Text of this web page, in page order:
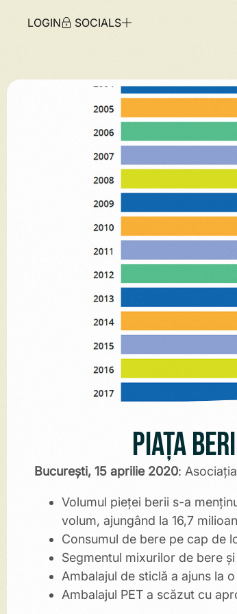
LOGIN SOCIALS
Piața
București, 15 aprilie 2020:
Volumul pieței berii s-a
volum, ajungând la 16,7
Consumul de bere pe cap de
Segmentul mixurilor de bere
Ambalajul de sticlă a ajuns la
Ambalajul PET a scăzut cu